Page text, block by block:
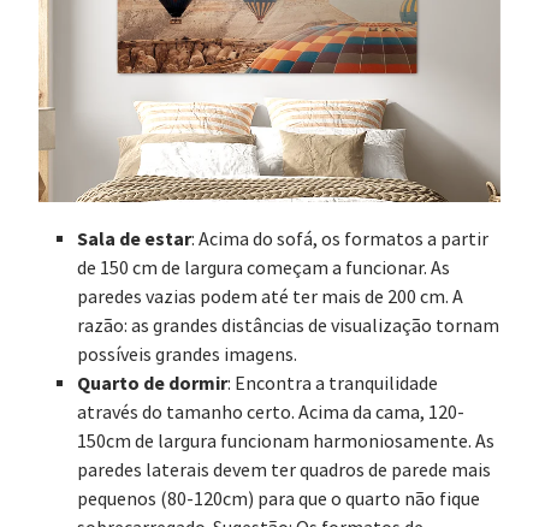
Sala de estar: Acima do sofá, os formatos a partir
de 150 cm de largura começam a funcionar. As
paredes vazias podem até ter mais de 200 cm. A
razão: as grandes distâncias de visualização tornam
possíveis grandes imagens.
Quarto de dormir: Encontra a tranquilidade
através do tamanho certo. Acima da cama, 120-
150cm de largura funcionam harmoniosamente. As
paredes laterais devem ter quadros de parede mais
pequenos (80-120cm) para que o quarto não fique